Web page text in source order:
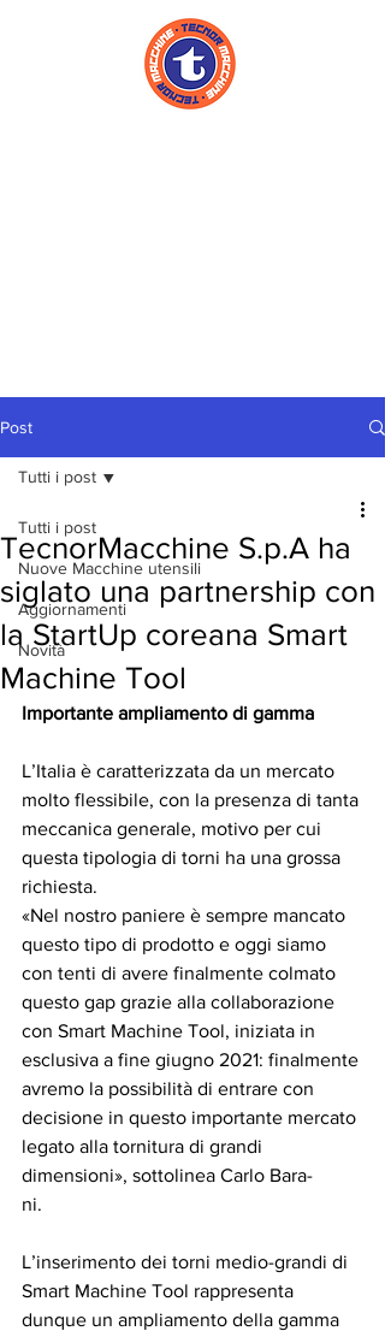
Post
Tutti i post
Nuove Macchine utensili
Aggiornamenti
Novità
Tutti i post
TecnorMacchine S.p.A ha
siglato una partnership con
la StartUp coreana Smart
Machine Tool
Importante ampliamento di gamma
L’Italia è caratterizzata da un mercato
molto flessibile, con la presenza di tanta
meccanica generale, motivo per cui
questa tipologia di torni ha una grossa
richiesta.
«Nel nostro paniere è sempre mancato
questo tipo di prodotto e oggi siamo
con tenti di avere finalmente colmato
questo gap grazie alla collaborazione
con Smart Machine Tool, iniziata in
esclusiva a fine giugno 2021: finalmente
avremo la possibilità di entrare con
decisione in questo importante mercato
legato alla tornitura di grandi
dimensioni», sottolinea Carlo Bara-
ni.
L’inserimento dei torni medio-grandi di
Smart Machine Tool rappresenta
dunque un ampliamento della gamma